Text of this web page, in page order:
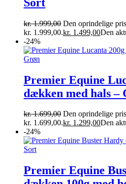
kr.1.999,00 Den oprindelige
kr. 1.999,00.kr. 1.499,00Den
-24%
Premier Equine
dækken med hals –
kr.1.699,00 Den oprindelige
kr. 1.699,00.kr. 1.299,00Den
-24%
Premier Equine